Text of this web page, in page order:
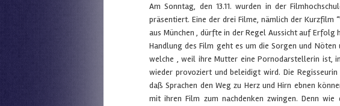
Am Sonntag, den 13.11. wurden in der
präsentiert. Eine der drei Filme, nämlich der Kurzfilm
aus München , dürfte in der Regel Aussicht auf
Handlung des Film geht es um die Sorgen und Nöten
welche , weil ihre Mutter eine Pornodarstellerin ist,
wieder provoziert und beleidigt wird. Die
daß Sprachen den Weg zu Herz und Hirn ebnen
mit ihren Film zum nachdenken zwingen. Denn